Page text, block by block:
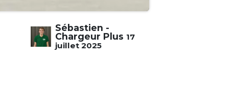
Sébastien -
Chargeur Plus 17
juillet 2025